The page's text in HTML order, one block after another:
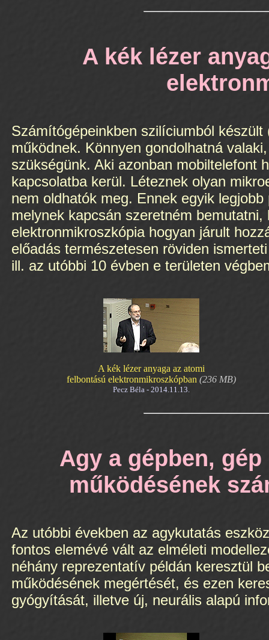
A kék lézer
Számítógépeinkben szilíciumból
működnek. Könnyen gondolhatná
szükségünk. Aki azonban mobiltelefont
kapcsolatba kerül. Léteznek olyan
nem oldhatók meg. Ennek egyik
melynek kapcsán szeretném
elektronmikroszkópia hogyan járult
előadás természetesen röviden
ill. az utóbbi 10 évben e területen
A kék lézer anyaga az atomi
felbontású elektronmikroszkópban (236 MB)
Pecz Béla - 2014.11.13.
Agy a gépben,
működésének
Az utóbbi években az agykutatás
fontos elemévé vált az elméleti
néhány reprezentatív példán keresztül
működésének megértését, és ezen
gyógyítását, illetve új, neurális alapú